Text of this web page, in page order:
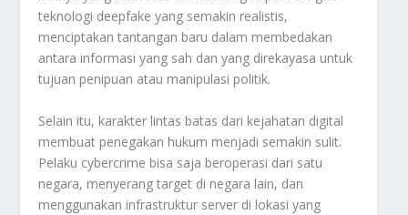
teknologi deepfake yang semakin realistis,
menciptakan tantangan baru dalam membedakan
antara informasi yang sah dan yang direkayasa untuk
tujuan penipuan atau manipulasi politik.
Selain itu, karakter lintas batas dari kejahatan digital
membuat penegakan hukum menjadi semakin sulit.
Pelaku cybercrime bisa saja beroperasi dari satu
negara, menyerang target di negara lain, dan
menggunakan infrastruktur server di lokasi yang